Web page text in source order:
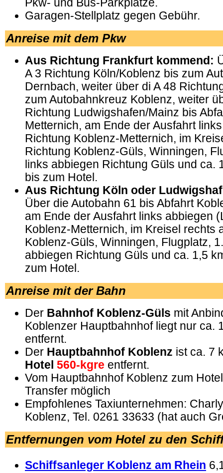
Pkw- und Bus-Parkplätze.
Garagen-Stellplatz gegen Gebühr.
Anreise mit dem Pkw
Aus Richtung Frankfurt kommend:
A 3 Richtung Köln/Koblenz bis zum
Dernbach, weiter über di A 48
zum Autobahnkreuz Koblenz, weiter
Richtung Ludwigshafen/Mainz bis
Metternich, am Ende der Ausfahrt
Richtung Koblenz-Metternich, im
Richtung Koblenz-Güls, Winningen,
links abbiegen Richtung Güls und ca.
bis zum Hotel.
Aus Richtung Köln oder
Über die Autobahn 61 bis Abfahrt
am Ende der Ausfahrt links abbiegen
Koblenz-Metternich, im Kreisel rechts
Koblenz-Güls, Winningen, Flugplatz,
abbiegen Richtung Güls und ca. 1,5
zum Hotel.
Anreise mit der Bahn
Der Bahnhof Koblenz-Güls mit
Koblenzer Hauptbahnhof liegt nur ca.
entfernt.
Der Hauptbahnhof Koblenz ist ca. 7
Hotel 560-kgre entfernt.
Vom Hauptbahnhof Koblenz zum
Transfer möglich
Empfohlenes Taxiunternehmen:
Koblenz, Tel. 0261 33633 (hat auch
Entfernungen vom Hotel zu den
Schiffsanleger Koblenz am Rhein